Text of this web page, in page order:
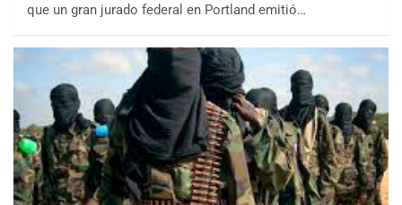
que un gran jurado federal en Portland emitió…